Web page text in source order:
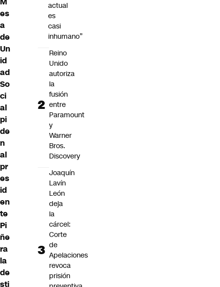
es
a
de
Un
id
ad
So
ci
al
pi
de
n
al
pr
es
id
en
te
Pi
ñe
ra
la
de
sti
actual
es
casi
inhumano”
Reino
Unido
autoriza
la
fusión
entre
Paramount
y
Warner
Bros.
Discovery
Joaquín
Lavín
León
deja
la
cárcel:
Corte
de
Apelaciones
revoca
prisión